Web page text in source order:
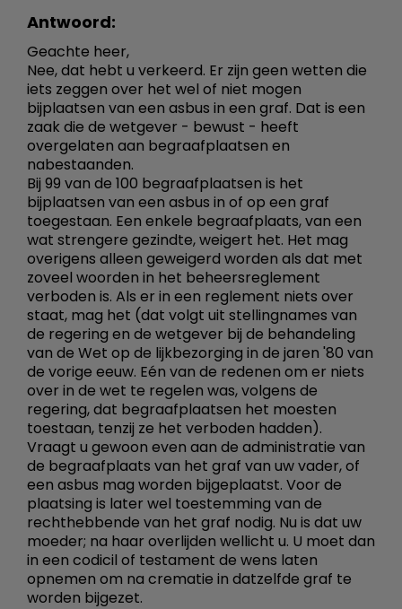
Antwoord:
Geachte heer,
Nee, dat hebt u verkeerd. Er zijn geen wetten die
iets zeggen over het wel of niet mogen
bijplaatsen van een asbus in een graf. Dat is een
zaak die de wetgever - bewust - heeft
overgelaten aan begraafplaatsen en
nabestaanden.
Bij 99 van de 100 begraafplaatsen is het
bijplaatsen van een asbus in of op een graf
toegestaan. Een enkele begraafplaats, van een
wat strengere gezindte, weigert het. Het mag
overigens alleen geweigerd worden als dat met
zoveel woorden in het beheersreglement
verboden is. Als er in een reglement niets over
staat, mag het (dat volgt uit stellingnames van
de regering en de wetgever bij de behandeling
van de Wet op de lijkbezorging in de jaren '80 van
de vorige eeuw. Eén van de redenen om er niets
over in de wet te regelen was, volgens de
regering, dat begraafplaatsen het moesten
toestaan, tenzij ze het verboden hadden).
Vraagt u gewoon even aan de administratie van
de begraafplaats van het graf van uw vader, of
een asbus mag worden bijgeplaatst. Voor de
plaatsing is later wel toestemming van de
rechthebbende van het graf nodig. Nu is dat uw
moeder; na haar overlijden wellicht u. U moet dan
in een codicil of testament de wens laten
opnemen om na crematie in datzelfde graf te
worden bijgezet.